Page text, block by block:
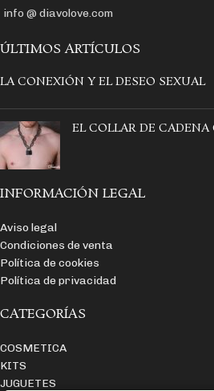
info @ diavolove.com
ÚLTIMOS ARTÍCULOS
LA CONEXIÓN Y EL DESEO SEXUAL
EL COLLAR DE
INFORMACIÓN LEGAL
Aviso legal
Condiciones de venta
Política de cookies
Política de privacidad
CATEGORÍAS
COSMETICA
KITS
JUGUETES